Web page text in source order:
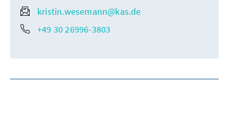
kristin.wesemann@kas.de
+49 30 26996-3803